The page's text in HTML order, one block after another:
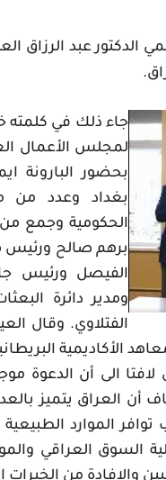
الدكتور عبد الرزاق
جاء ذلك في كلمته
لمجلس الأعمال
بحضور البارونة
بغداد وعدد من
الحكومية وجمع من
برهم صالح ورئيس
الفيصل ورئيس
ومدير دائرة
الفتلاوي. وقال
الأكاديمية
لافتا الى أن الدعوة
أن العراق يتميز
الموارد الطبيعية
السوق العراقي
والإفادة من